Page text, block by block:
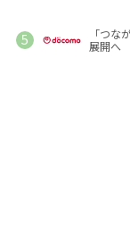
「つ
展開へ